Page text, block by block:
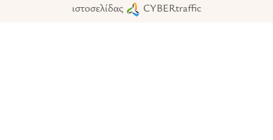
ιστοσελίδας
CYBERtraffic